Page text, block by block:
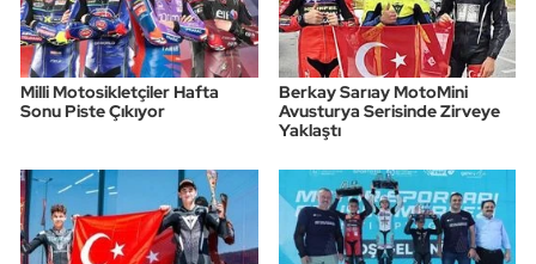
Milli Motosikletçiler Hafta
Sonu Piste Çıkıyor
Berkay Sarıay MotoMini
Avusturya Serisinde Zirveye
Yaklaştı